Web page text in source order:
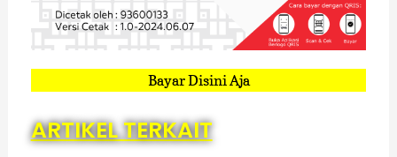
Bayar Disini Aja
ARTIKEL TERKAIT